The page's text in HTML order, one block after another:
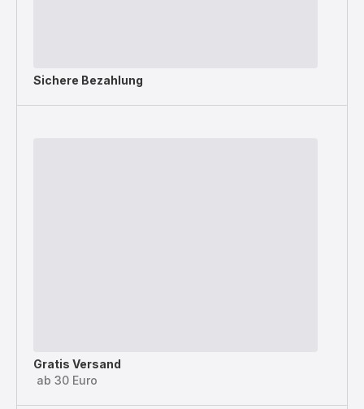
Sichere Bezahlung
Gratis Versand
ab 30 Euro